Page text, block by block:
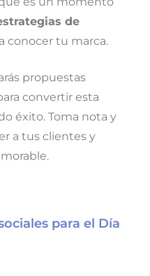
de
conocer tu marca.
propuestas
convertir esta
éxito. Toma nota y
a tus clientes y
para el Día